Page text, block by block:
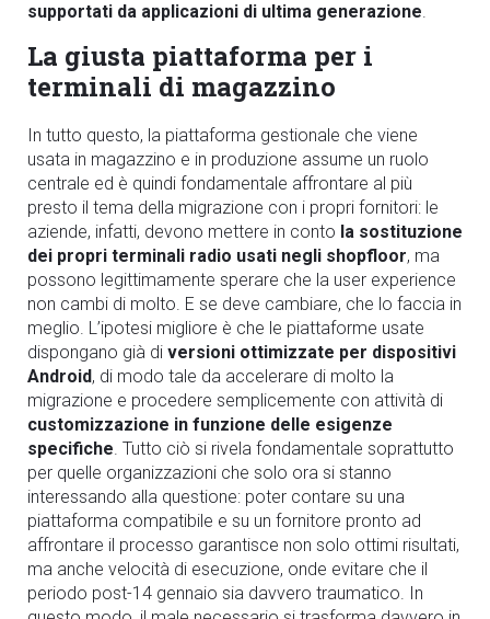
supportati da applicazioni di ultima generazione.
La giusta piattaforma per i
terminali di magazzino
In tutto questo, la piattaforma gestionale che viene
usata in magazzino e in produzione assume un ruolo
centrale ed è quindi fondamentale affrontare al più
presto il tema della migrazione con i propri fornitori: le
aziende, infatti, devono mettere in conto la sostituzione
dei propri terminali radio usati negli shopfloor, ma
possono legittimamente sperare che la user experience
non cambi di molto. E se deve cambiare, che lo faccia in
meglio. L’ipotesi migliore è che le piattaforme usate
dispongano già di versioni ottimizzate per dispositivi
Android, di modo tale da accelerare di molto la
migrazione e procedere semplicemente con attività di
customizzazione in funzione delle esigenze
specifiche. Tutto ciò si rivela fondamentale soprattutto
per quelle organizzazioni che solo ora si stanno
interessando alla questione: poter contare su una
piattaforma compatibile e su un fornitore pronto ad
affrontare il processo garantisce non solo ottimi risultati,
ma anche velocità di esecuzione, onde evitare che il
periodo post-14 gennaio sia davvero traumatico. In